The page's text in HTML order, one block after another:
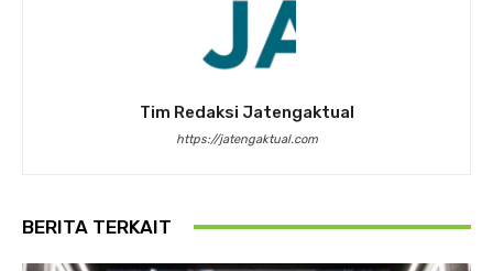
Tim Redaksi Jatengaktual
https://jatengaktual.com
BERITA TERKAIT